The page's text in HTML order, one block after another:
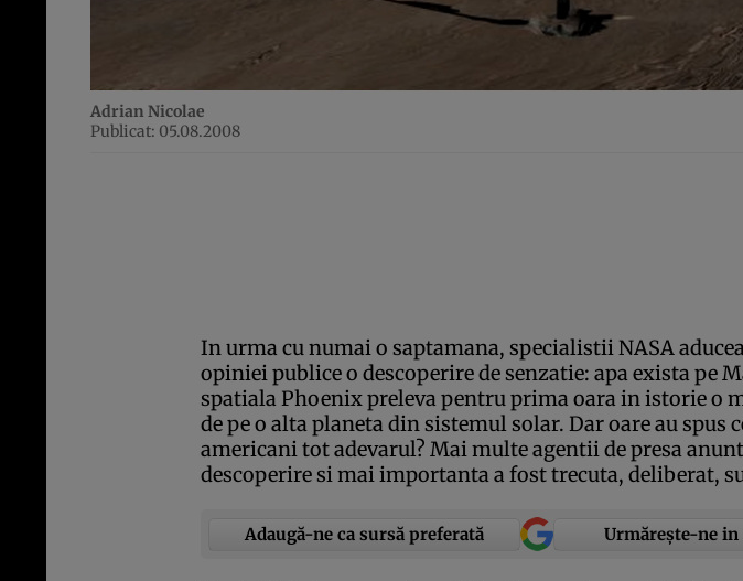
Adrian Nicolae
Publicat: 05.08.2008
In urma cu numai o saptamana, specialistii NASA
opiniei publice o descoperire de senzatie: apa exista pe
spatiala Phoenix preleva pentru prima oara in istorie o
de pe o alta planeta din sistemul solar. Dar oare au spus
americani tot adevarul? Mai multe agentii de presa
descoperire si mai importanta a fost trecuta, deliberat,
Adaugă-ne ca sursă preferată Urmărește-ne in